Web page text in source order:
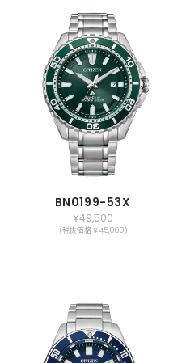
BN0199-53X
￥49,500
(税抜価格 ￥45,000)